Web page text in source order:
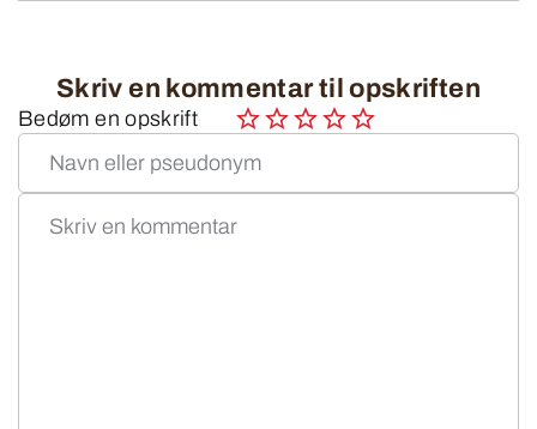
Skriv en kommentar til opskriften
Bedøm en opskrift